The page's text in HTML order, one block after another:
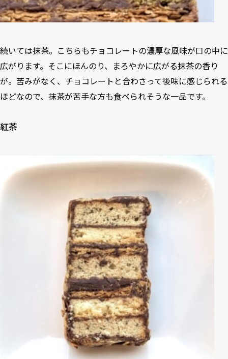
続いては抹茶。こちらもチョコレートの濃厚な風味が口の中に
広がります。そこにほんのり、まろやかに広がる抹茶の香り
が。苦みがなく、チョコレートと合わさって後味に感じられる
ほどなので、抹茶が苦手な方も食べられそうな一品です。
紅茶